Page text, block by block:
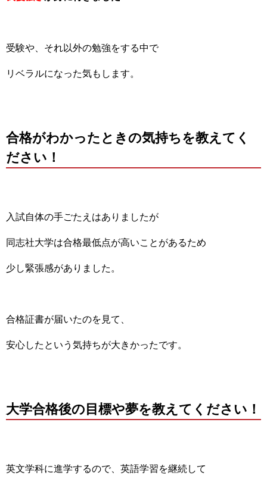
受験や、それ以外の勉強をする中で
リベラルになった気もします。
合格がわかったときの気持ちを教えてく
ださい！
入試自体の手ごたえはありましたが
同志社大学は合格最低点が高いことがあるため
少し緊張感がありました。
合格証書が届いたのを見て、
安心したという気持ちが大きかったです。
大学合格後の目標や夢を教えてください！
英文学科に進学するので、英語学習を継続して